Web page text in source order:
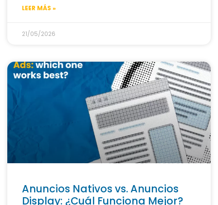
LEER MÁS »
21/05/2026
Anuncios Nativos vs. Anuncios
Display: ¿Cuál Funciona Mejor?